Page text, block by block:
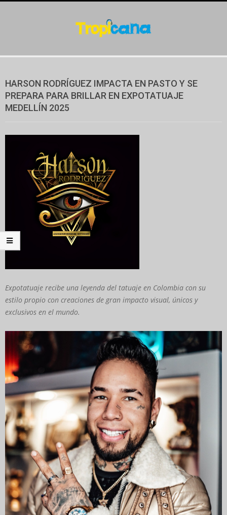
Menu
HARSON RODRÍGUEZ IMPACTA EN PASTO Y SE
PREPARA PARA BRILLAR EN EXPOTATUAJE
MEDELLÍN 2025
Expotatuaje recibe una leyenda del tatuaje en Colombia con su
estilo propio con creaciones de gran impacto visual, únicos y
exclusivos en el mundo.